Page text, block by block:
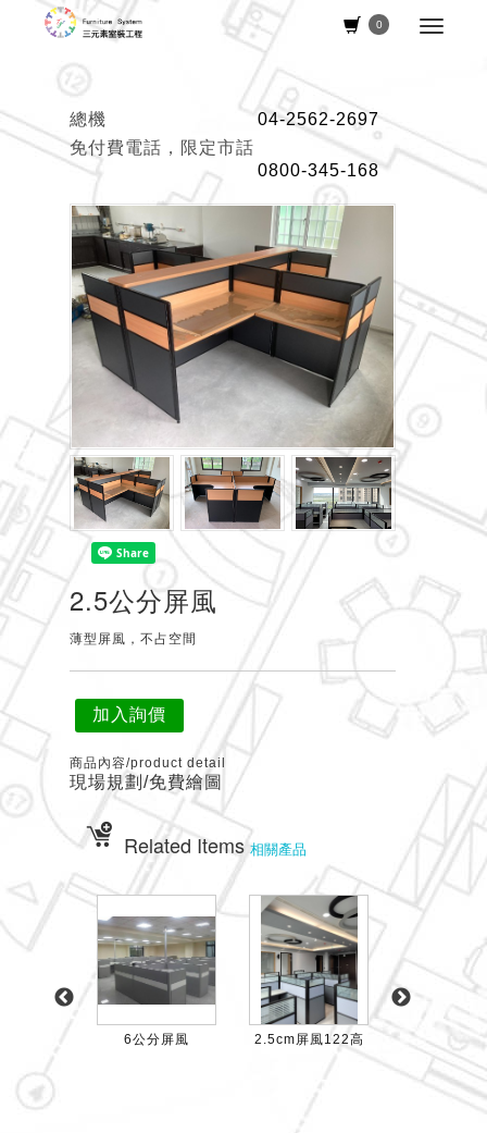
0
總機
04-2562-2697
免付費電話，限定市話
0800-345-168
2.5公分屏風
薄型屏風，不占空間
加入詢價
商品內容/product detail
現場規劃/免費繪圖
Related Items相關產品
6公分屏風 2.5cm屏風122高 2.5cm屏風